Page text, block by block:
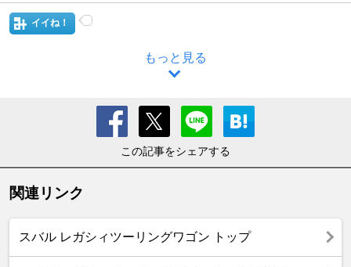
イイね！
もっと見る
この記事をシェアする
関連リンク
スバル レガシィツーリングワゴン トップ